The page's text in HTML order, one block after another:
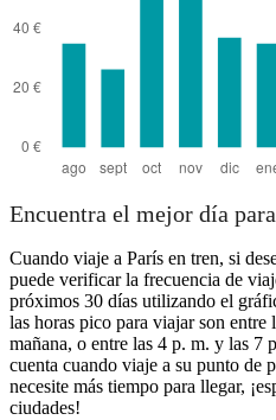
Encuentra el mejor día
Cuando viaje a París en tren, si
puede verificar la frecuencia de
próximos 30 días utilizando el
las horas pico para viajar son entre
mañana, o entre las 4 p. m. y las 7
cuenta cuando viaje a su punto de
necesite más tiempo para llegar,
ciudades!